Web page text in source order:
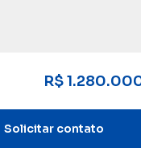
R$
Solicitar contato